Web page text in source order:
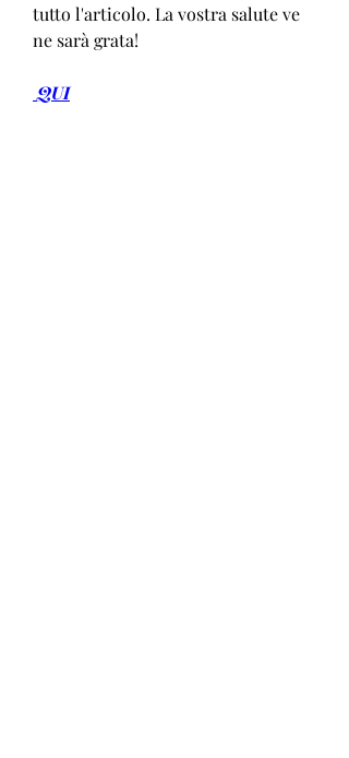
tutto l'articolo. La vostra salute ve
ne sarà grata!
QUI